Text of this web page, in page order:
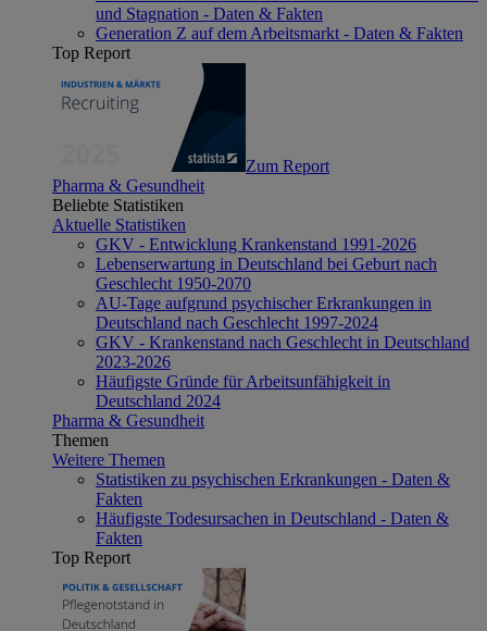
und Stagnation - Daten & Fakten
Generation Z auf dem Arbeitsmarkt - Daten & Fakten
Top Report
Zum Report
Pharma & Gesundheit
Beliebte Statistiken
Aktuelle Statistiken
GKV - Entwicklung Krankenstand 1991-2026
Lebenserwartung in Deutschland bei Geburt nach
Geschlecht 1950-2070
AU-Tage aufgrund psychischer Erkrankungen in
Deutschland nach Geschlecht 1997-2024
GKV - Krankenstand nach Geschlecht in Deutschland
2023-2026
Häufigste Gründe für Arbeitsunfähigkeit in
Deutschland 2024
Pharma & Gesundheit
Themen
Weitere Themen
Statistiken zu psychischen Erkrankungen - Daten &
Fakten
Häufigste Todesursachen in Deutschland - Daten &
Fakten
Top Report